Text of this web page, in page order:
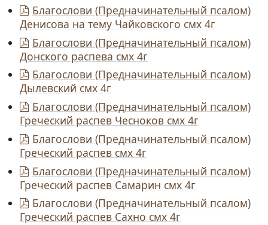
Благослови (Предначинательный псалом)
Денисова на тему Чайковского смх 4г
Благослови (Предначинательный псалом)
Донского распева смх 4г
Благослови (Предначинательный псалом)
Дылевский смх 4г
Благослови (Предначинательный псалом)
Греческий распев Чесноков смх 4г
Благослови (Предначинательный псалом)
Греческий распев смх 4г
Благослови (Предначинательный псалом)
Греческий распев Самарин смх 4г
Благослови (Предначинательный псалом)
Греческий распев Сахно смх 4г